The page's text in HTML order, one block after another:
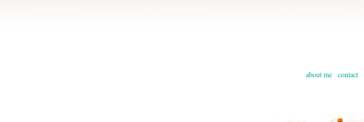
about me contact